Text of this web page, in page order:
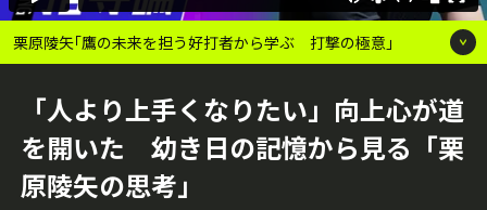
栗原陵矢｢鷹の未来を担う好打者から学ぶ 打撃の極意｣
「人より上手くなりたい」向上心が道
を開いた 幼き日の記憶から見る「栗
原陵矢の思考」